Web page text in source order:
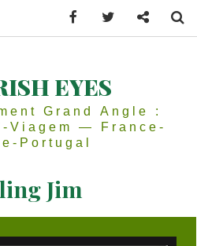
EYES
Grand Angle :
Viagem — France-
Portugal
Jim
Facebook Twitter